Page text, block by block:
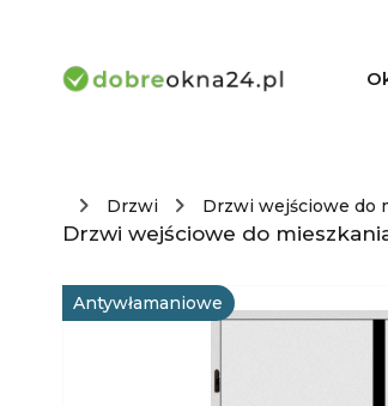
Drzwi Drzwi wejściowe do
Drzwi wejściowe do
Antywłamaniowe